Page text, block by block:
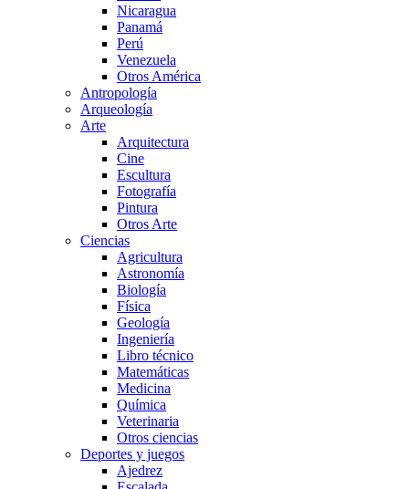
Nicaragua
Panamá
Perú
Venezuela
Otros América
Antropología
Arqueología
Arte
Arquitectura
Cine
Escultura
Fotografía
Pintura
Otros Arte
Ciencias
Agricultura
Astronomía
Biología
Física
Geología
Ingeniería
Libro técnico
Matemáticas
Medicina
Química
Veterinaria
Otros ciencias
Deportes y juegos
Ajedrez